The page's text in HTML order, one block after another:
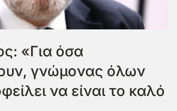
«Για όσα
γνώμονας όλων
να είναι το καλό